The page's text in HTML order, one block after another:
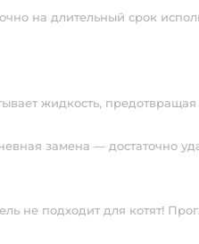
на длительный срок
жидкость,
замена — достаточно
не подходит для котят!